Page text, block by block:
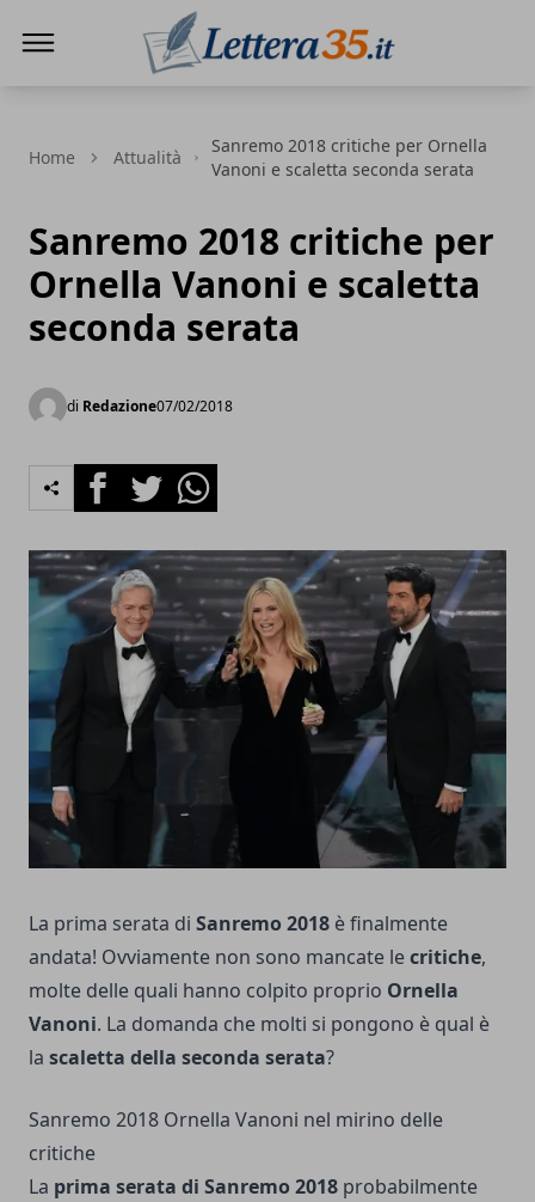
Home Attualità
Sanremo 2018 critiche per Ornella
Vanoni e scaletta seconda serata
Sanremo 2018 critiche per
Ornella Vanoni e scaletta
seconda serata
di Redazione07/02/2018
FacebookTwitterWhatsapp
La prima serata di Sanremo 2018 è finalmente
andata! Ovviamente non sono mancate lecritiche,
molte delle quali hanno colpito proprio Ornella
Vanoni. La domanda che molti si pongono è qual è
la scaletta della seconda serata?
Sanremo 2018 Ornella Vanoni nel mirino delle
critiche
La prima serata di Sanremo 2018 probabilmente